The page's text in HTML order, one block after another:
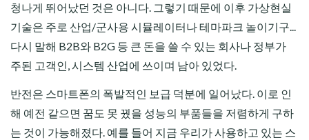
청나게 뛰어났던 것은 아니다. 그렇기 때문에 이후 가상현실
기술은 주로 산업/군사용 시뮬레이터나 테마파크 놀이기구...
다시 말해 B2B와 B2G 등 큰 돈을 쓸 수 있는 회사나 정부가
주된 고객인, 시스템 산업에 쓰이며 남아 있었다.
반전은 스마트폰의 폭발적인 보급 덕분에 일어났다. 이로 인
해 예전 같으면 꿈도 못 꿨을 성능의 부품들을 저렴하게 구하
는 것이 가능해졌다. 예를 들어 지금 우리가 사용하고 있는 스